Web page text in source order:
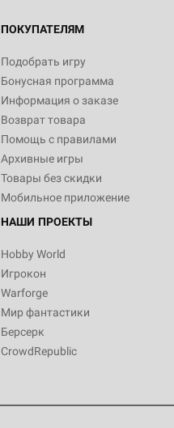
ПОКУПАТЕЛЯМ
Подобрать игру
Бонусная программа
Информация о заказе
Возврат товара
Помощь с правилами
Архивные игры
Товары без скидки
Мобильное приложение
НАШИ ПРОЕКТЫ
Hobby World
Игрокон
Warforge
Мир фантастики
Берсерк
CrowdRepublic